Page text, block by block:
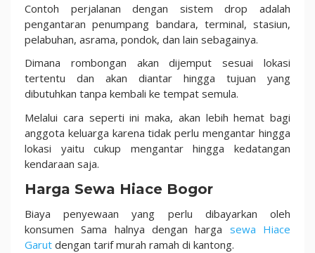
Contoh perjalanan dengan sistem drop adalah
pengantaran penumpang bandara, terminal, stasiun,
pelabuhan, asrama, pondok, dan lain sebagainya.
Dimana rombongan akan dijemput sesuai lokasi
tertentu dan akan diantar hingga tujuan yang
dibutuhkan tanpa kembali ke tempat semula.
Melalui cara seperti ini maka, akan lebih hemat bagi
anggota keluarga karena tidak perlu mengantar hingga
lokasi yaitu cukup mengantar hingga kedatangan
kendaraan saja.
Harga Sewa Hiace Bogor
Biaya penyewaan yang perlu dibayarkan oleh
konsumen Sama halnya dengan harga sewa Hiace
Garut dengan tarif murah ramah di kantong.